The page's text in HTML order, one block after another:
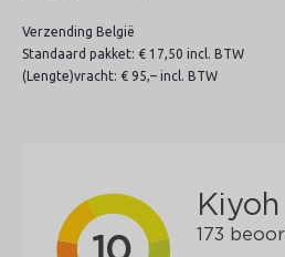
Verzending België
Standaard pakket: € 17,50 incl. BTW
(Lengte)vracht: € 95,– incl. BTW